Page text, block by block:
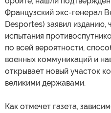
Французский экс-генерал
Desportes) заявил
испытания
по всей вероятности,
военных коммуникаций и
открывает новый участок
великими державами.
Как отмечет газета,